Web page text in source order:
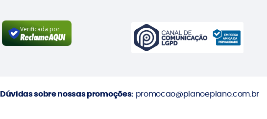
Verificada por
Dúvidas sobre nossas promoções: promocao@planoeplano.com.br